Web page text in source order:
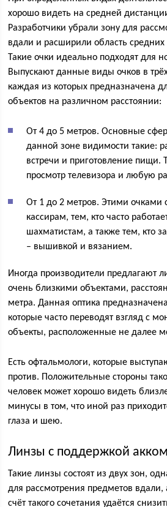
хорошо видеть на средней
Разработчики убрали зону для
вдали и расширили область
Такие очки идеально подходят для
Выпускают данные виды очков в
каждая из которых предназначена
объектов на различном расстоянии:
От 4 до 5 метров. Основные
данной зоне видимости такие:
встречи и приготовление пищи.
просмотр телевизора и любую
От 1 до 2 метров. Этими очками
кассирам, тем, кто часто
шахматистам, а также тем, кто
– вышивкой и вязанием.
Иногда производители предлагают
очень близкими объектами,
метра. Данная оптика
которые часто переводят взгляд с
объекты, расположенные не далее
Есть офтальмологи, которые
против. Положительные стороны
человек может хорошо видеть
минусы в том, что иной раз
глаза и шею.
Линзы с поддержкой
Такие линзы состоят из двух зон,
для рассмотрения предметов вдали,
счёт такого сочетания удаётся